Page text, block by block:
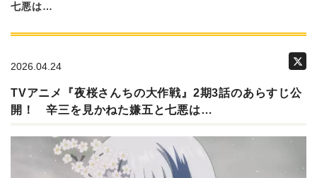
七悪は…
2026.04.24
TVアニメ『夜桜さんちの大作戦』2期3話のあらすじ公
開！ 辛三を見かねた嫌五と七悪は…